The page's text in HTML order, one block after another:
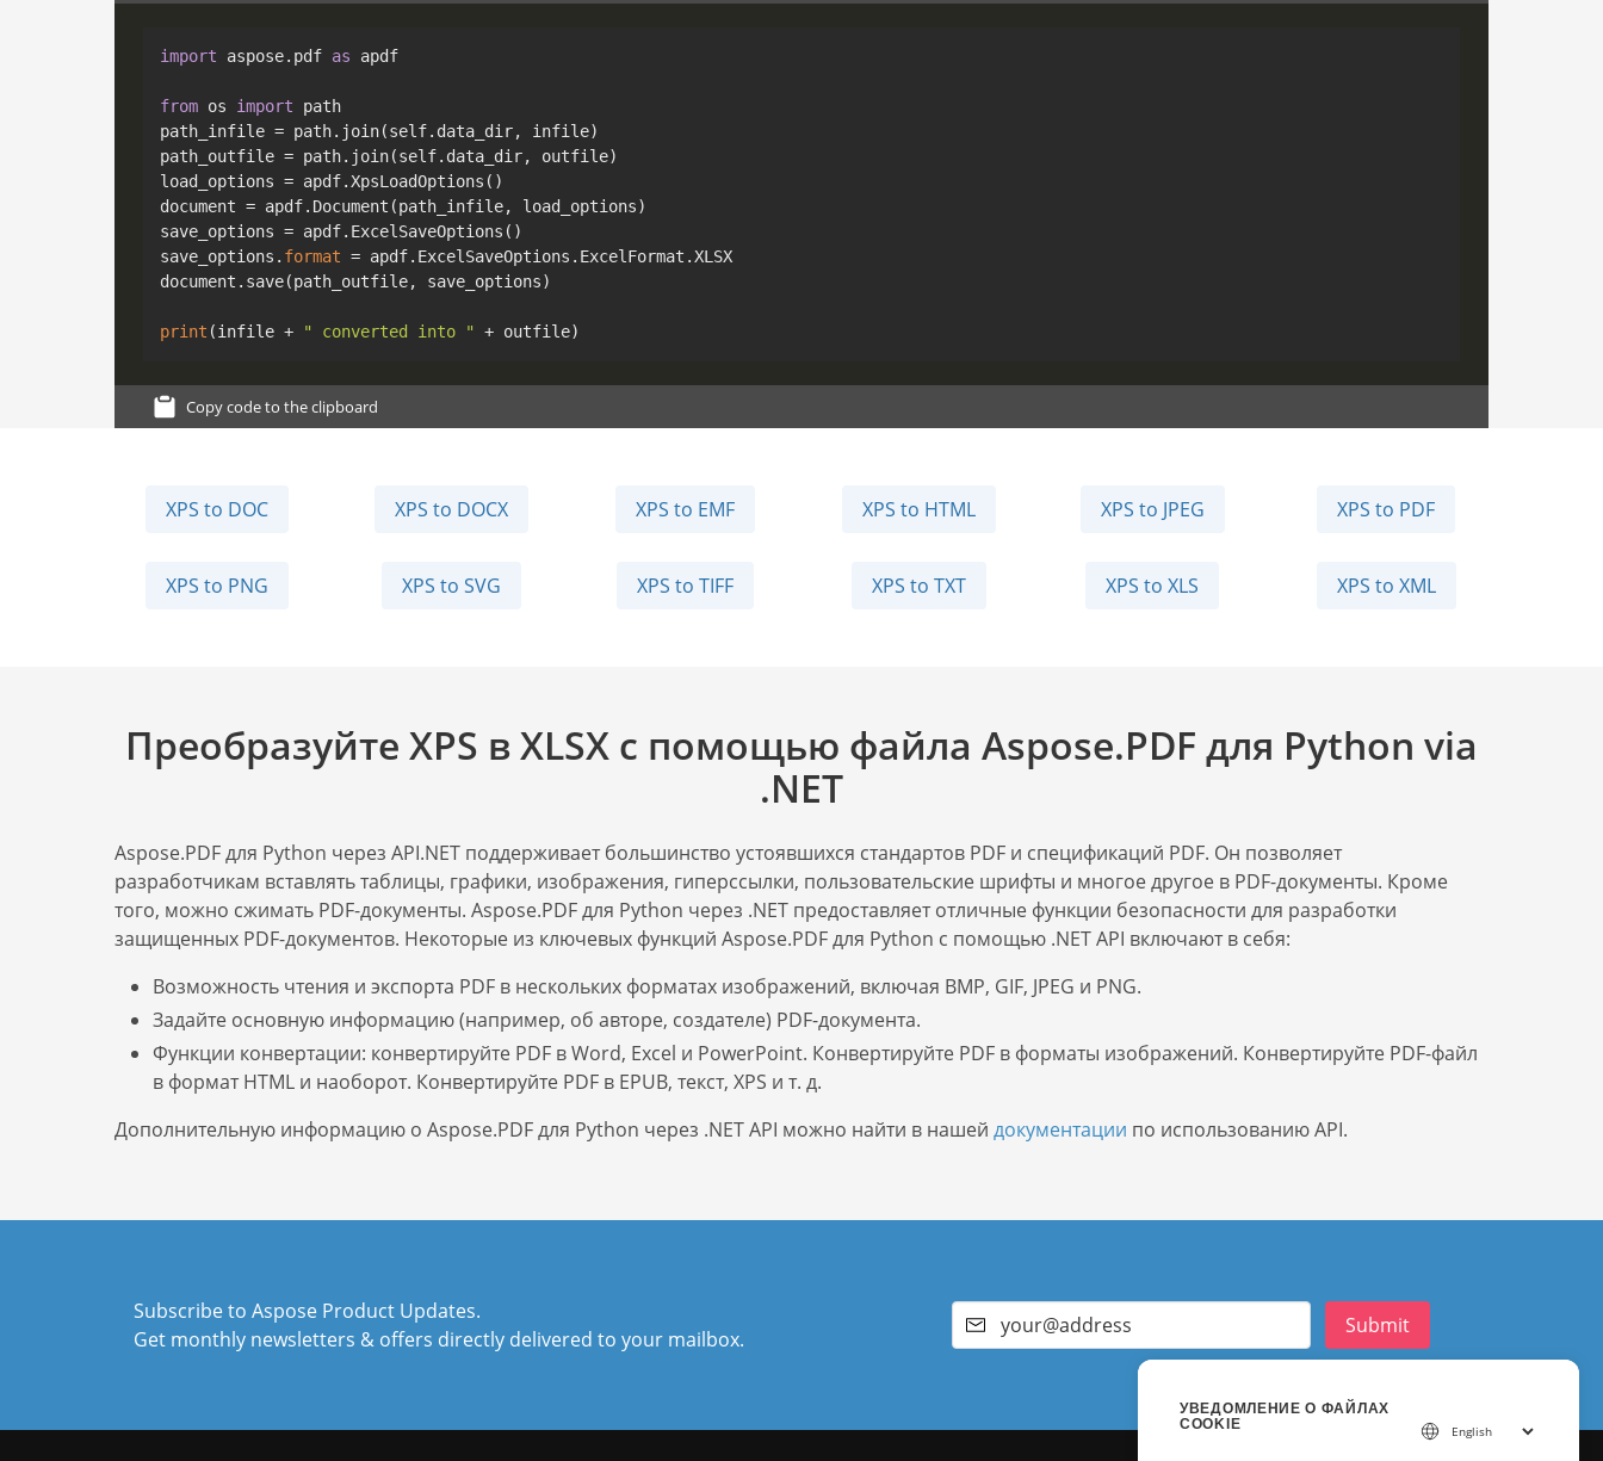
import aspose.pdf as apdf
from os import path
path_infile = path.join(self.data_dir, infile)
path_outfile = path.join(self.data_dir, outfile)
load_options = apdf.XpsLoadOptions()
document = apdf.Document(path_infile, load_options)
save_options = apdf.ExcelSaveOptions()
save_options. format = apdf.ExcelSaveOptions.ExcelFormat.XLSX
document.save(path_outfile, save_options)
print (infile + " converted into "
Copy code to the clipboard
XPS to DOC XPS to DOCX XPS to EMF XPS to HTML XPS to JPEG XPS to PDF
XPS to PNG XPS to SVG XPS to TIFF XPS to TXT XPS to XLS XPS to XML
Преобразуйте XPS в XLSX с помощью файла Aspose.PDF для Python via
.NET
Aspose.PDF для Python через API.NET поддерживает большинство устоявшихся стандартов PDF и спецификаций PDF. Он позволяет
разработчикам вставлять таблицы, графики, изображения, гиперссылки, пользовательские шрифты и многое другое в PDF-документы. Кроме
того, можно сжимать PDF-документы. Aspose.PDF для Python через .NET предоставляет отличные функции безопасности для разработки
защищенных PDF-документов. Некоторые из ключевых функций Aspose.PDF для Python с помощью .NET API включают в себя:
Возможность чтения и экспорта PDF в нескольких форматах изображений, включая BMP, GIF, JPEG и PNG.
Задайте основную информацию (например, об авторе, создателе) PDF-документа.
Функции конвертации: конвертируйте PDF в Word, Excel и PowerPoint. Конвертируйте PDF в форматы изображений. Конвертируйте PDF-файл
в формат HTML и наоборот. Конвертируйте PDF в EPUB, текст, XPS и т. д.
Дополнительную информацию о Aspose.PDF для Python через .NET API можно найти в нашей документации по использованию API.
Subscribe to Aspose Product Updates.
Get monthly newsletters & offers directly delivered to your mailbox.
Submit
УВЕДОМЛЕНИЕ О ФАЙЛАХ
COOKIE